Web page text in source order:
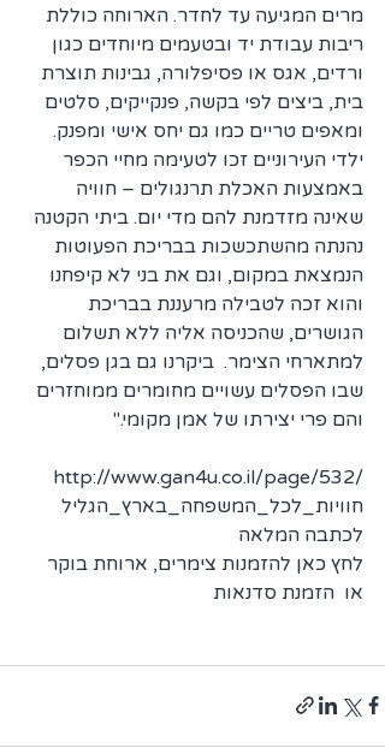
מרים המגיעה עד לחדר. הארוחה כוללת
ריבות עבודת יד ובטעמים מיוחדים כגון
ורדים, אגס או פסיפלורה, גבינות תוצרת
בית, ביצים לפי בקשה, פנקייקים, סלטים
ומאפים טריים כמו גם יחס אישי ומפנק.
ילדי העירוניים זכו לטעימה מחיי הכפר
באמצעות האכלת תרנגולים – חוויה
שאינה מזדמנת להם מדי יום. ביתי הקטנה
נהנתה מהשתכשכות בבריכת הפעוטות
הנמצאת במקום, וגם את בני לא קיפחנו
והוא זכה לטבילה מרעננת בבריכת
הגושרים, שהכניסה אליה ללא תשלום
למתארחי הצימר.  ביקרנו גם בגן פסלים,
שבו הפסלים עשויים מחומרים ממוחזרים
והם פרי יצירתו של אמן מקומי."
http://www.gan4u.co.il/page/532/
חוויות_לכל_המשפחה_בארץ_הגליל
לכתבה המלאה
לחץ כאן להזמנות צימרים, ארוחת בוקר
או  הזמנת סדנאות